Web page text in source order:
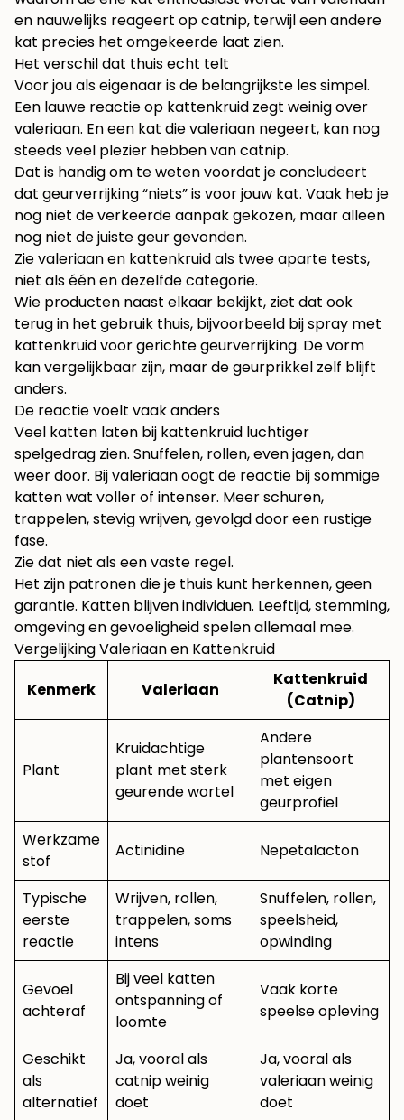
en nauwelijks reageert op catnip, terwijl een andere
kat precies het omgekeerde laat zien.
Het verschil dat thuis echt telt
Voor jou als eigenaar is de belangrijkste les simpel.
Een lauwe reactie op kattenkruid zegt weinig over
valeriaan. En een kat die valeriaan negeert, kan nog
steeds veel plezier hebben van catnip.
Dat is handig om te weten voordat je concludeert
dat geurverrijking “niets” is voor jouw kat. Vaak heb je
nog niet de verkeerde aanpak gekozen, maar alleen
nog niet de juiste geur gevonden.
Zie valeriaan en kattenkruid als twee aparte tests,
niet als één en dezelfde categorie.
Wie producten naast elkaar bekijkt, ziet dat ook
terug in het gebruik thuis, bijvoorbeeld bijspray met
kattenkruid voor gerichte geurverrijking. De vorm
kan vergelijkbaar zijn, maar de geurprikkel zelf blijft
anders.
De reactie voelt vaak anders
Veel katten laten bij kattenkruid luchtiger
spelgedrag zien. Snuffelen, rollen, even jagen, dan
weer door. Bij valeriaan oogt de reactie bij sommige
katten wat voller of intenser. Meer schuren,
trappelen, stevig wrijven, gevolgd door een rustige
fase.
Zie dat niet als een vaste regel.
Het zijn patronen die je thuis kunt herkennen, geen
garantie. Katten blijven individuen. Leeftijd, stemming,
omgeving en gevoeligheid spelen allemaal mee.
Vergelijking Valeriaan en Kattenkruid
Kenmerk
Valeriaan
Kattenkruid
(Catnip)
Plant
Kruidachtige
plant met sterk
geurende wortel
Andere
plantensoort
met eigen
geurprofiel
Werkzame
stof
Actinidine Nepetalacton
Typische
eerste
reactie
Wrijven, rollen,
trappelen, soms
intens
Snuffelen, rollen,
speelsheid,
opwinding
Gevoel
achteraf
Bij veel katten
ontspanning of
loomte
Vaak korte
speelse opleving
Geschikt
als
alternatief
Ja, vooral als
catnip weinig
doet
Ja, vooral als
valeriaan weinig
doet